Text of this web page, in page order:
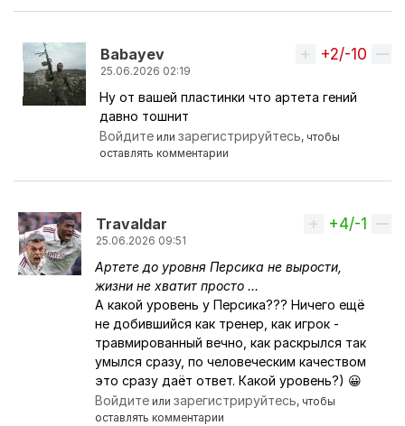
Babayev
25.06.2026 02:19
Ответ на комментарий пользователя
Вверх
+2/-10
Ну от вашей пластинки что артета гений
давно тошнит
Войдите илизарегистрируйтесь, чтобы
оставлять комментарии
Travaldar
25.06.2026 09:51
Ответ на комментарий пользователя
Вверх
+4/-1
Артете до уровня Персика не вырости,
жизни не хватит просто ...
А какой уровень у Персика??? Ничего ещё
не добившийся как тренер, как игрок -
травмированный вечно, как раскрылся так
умылся сразу, по человеческим качеством
это сразу даёт ответ. Какой уровень?) 😀
Войдите илизарегистрируйтесь, чтобы
оставлять комментарии